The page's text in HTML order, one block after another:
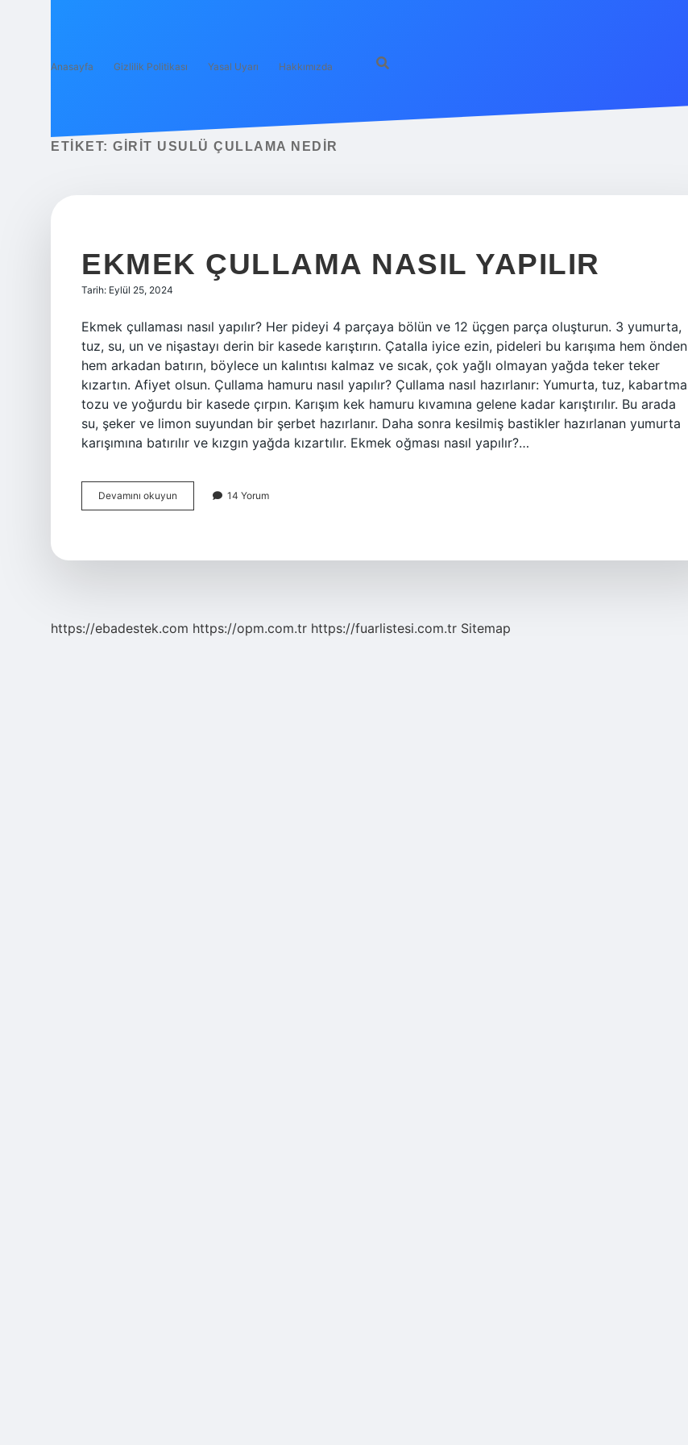
Anasayfa Gizlilik Politikası Yasal Uyarı Hakkımızda
ETIKET: GIRIT USULÜ ÇULLAMA NEDIR
EKMEK ÇULLAMA NASIL YAPILIR
Tarih: Eylül 25, 2024
Ekmek çullaması nasıl yapılır? Her pideyi 4 parçaya bölün ve 12 üçgen parça oluşturun. 3 yumurta,
tuz, su, un ve nişastayı derin bir kasede karıştırın. Çatalla iyice ezin, pideleri bu karışıma hem önden
hem arkadan batırın, böylece un kalıntısı kalmaz ve sıcak, çok yağlı olmayan yağda teker teker
kızartın. Afiyet olsun. Çullama hamuru nasıl yapılır? Çullama nasıl hazırlanır: Yumurta, tuz, kabartma
tozu ve yoğurdu bir kasede çırpın. Karışım kek hamuru kıvamına gelene kadar karıştırılır. Bu arada
su, şeker ve limon suyundan bir şerbet hazırlanır. Daha sonra kesilmiş bastikler hazırlanan yumurta
karışımına batırılır ve kızgın yağda kızartılır. Ekmek oğması nasıl yapılır?…
Devamını okuyun
Çullama
14 Yorum
https://ebadestek.com https://opm.com.tr https://fuarlistesi.com.tr Sitemap